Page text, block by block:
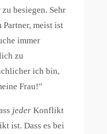
besiegen. Sehr
meist ist
immer
zu
ich bin,
Frau!"
jederKonflikt
ist. Dass es bei